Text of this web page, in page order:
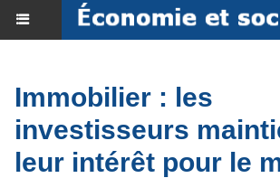
Immobilier : les
investisseurs
leur intérêt pour le